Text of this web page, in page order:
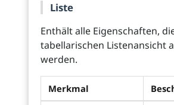
Liste
Enthält alle Eigenschaften,
tabellarischen Listenansicht
werden.
Merkmal